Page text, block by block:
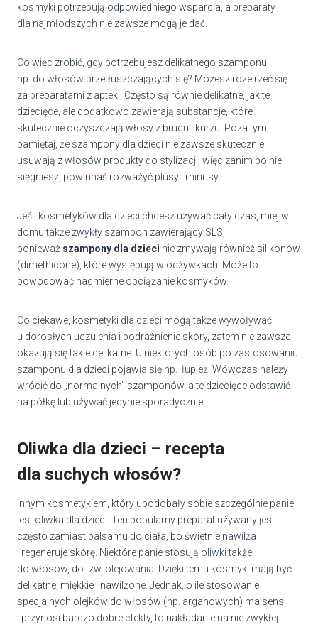
kosmyki potrzebują odpowiedniego wsparcia, a preparaty
dla najmłodszych nie zawsze mogą je dać.
Co więc zrobić, gdy potrzebujesz delikatnego szamponu
np. do włosów przetłuszczających się? Możesz rozejrzeć się
za preparatami z apteki. Często są równie delikatne, jak te
dziecięce, ale dodatkowo zawierają substancje, które
skutecznie oczyszczają włosy z brudu i kurzu. Poza tym
pamiętaj, że szampony dla dzieci nie zawsze skutecznie
usuwają z włosów produkty do stylizacji, więc zanim po nie
sięgniesz, powinnaś rozważyć plusy i minusy.
Jeśli kosmetyków dla dzieci chcesz używać cały czas, miej w
domu także zwykły szampon zawierający SLS,
ponieważ szampony dla dzieci nie zmywają również silikonów
(dimethicone), które występują w odżywkach. Może to
powodować nadmierne obciążanie kosmyków.
Co ciekawe, kosmetyki dla dzieci mogą także wywoływać
u dorosłych uczulenia i podrażnienie skóry, zatem nie zawsze
okazują się takie delikatne. U niektórych osób po zastosowaniu
szamponu dla dzieci pojawia się np. łupież. Wówczas należy
wrócić do „normalnych” szamponów, a te dziecięce odstawić
na półkę lub używać jedynie sporadycznie.
Oliwka dla dzieci – recepta
dla suchych włosów?
Innym kosmetykiem, który upodobały sobie szczególnie panie,
jest oliwka dla dzieci. Ten popularny preparat używany jest
często zamiast balsamu do ciała, bo świetnie nawilża
i regeneruje skórę. Niektóre panie stosują oliwki także
do włosów, do tzw. olejowania. Dzięki temu kosmyki mają być
delikatne, miękkie i nawilżone. Jednak, o ile stosowanie
specjalnych olejków do włosów (np. arganowych) ma sens
i przynosi bardzo dobre efekty, to nakładanie na nie zwykłej